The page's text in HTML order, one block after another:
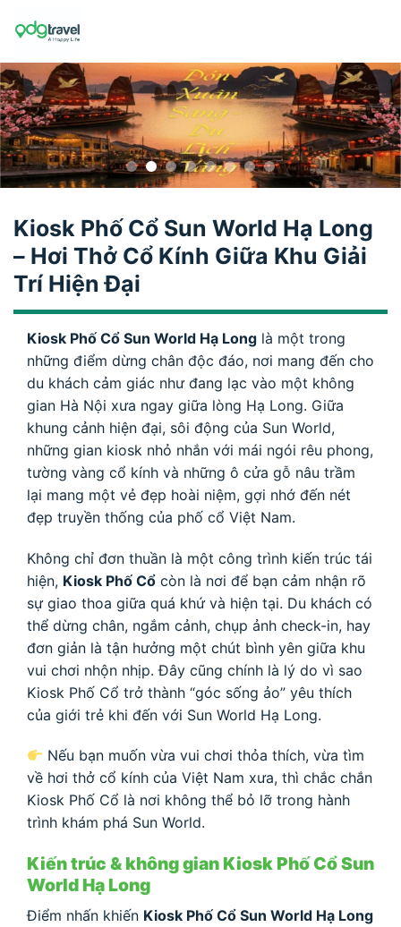
Kiosk Phố Cổ Sun World Hạ Long
– Hơi Thở Cổ Kính Giữa Khu Giải
Trí Hiện Đại
Kiosk Phố Cổ Sun World Hạ Long là một trong
những điểm dừng chân độc đáo, nơi mang đến cho
du khách cảm giác như đang lạc vào một không
gian Hà Nội xưa ngay giữa lòng Hạ Long. Giữa
khung cảnh hiện đại, sôi động của Sun World,
những gian kiosk nhỏ nhắn với mái ngói rêu phong,
tường vàng cổ kính và những ô cửa gỗ nâu trầm
lại mang một vẻ đẹp hoài niệm, gợi nhớ đến nét
đẹp truyền thống của phố cổ Việt Nam.
Không chỉ đơn thuần là một công trình kiến trúc tái
hiện, Kiosk Phố Cổ còn là nơi để bạn cảm nhận rõ
sự giao thoa giữa quá khứ và hiện tại. Du khách có
thể dừng chân, ngắm cảnh, chụp ảnh check-in, hay
đơn giản là tận hưởng một chút bình yên giữa khu
vui chơi nhộn nhịp. Đây cũng chính là lý do vì sao
Kiosk Phố Cổ trở thành “góc sống ảo” yêu thích
của giới trẻ khi đến với Sun World Hạ Long.
Nếu bạn muốn vừa vui chơi thỏa thích, vừa tìm
về hơi thở cổ kính của Việt Nam xưa, thì chắc chắn
Kiosk Phố Cổ là nơi không thể bỏ lỡ trong hành
trình khám phá Sun World.
Kiến trúc & không gian Kiosk Phố Cổ Sun
World Hạ Long
Điểm nhấn khiến Kiosk Phố Cổ Sun World Hạ Long